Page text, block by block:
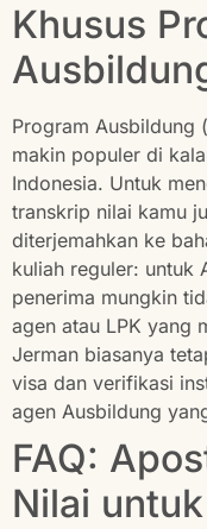
Khusus
Program Ausbildung
makin populer di
Indonesia. Untuk
transkrip nilai kamu
diterjemahkan ke
kuliah reguler: untuk
penerima mungkin
agen atau LPK yang
Jerman biasanya
visa dan verifikasi
agen Ausbildung
FAQ:
Nilai